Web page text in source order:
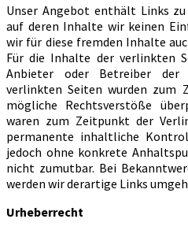
Unser Angebot enthält Links
auf deren Inhalte wir keinen
wir für diese fremden Inhalte
Für die Inhalte der verlinkten
Anbieter oder Betreiber der
verlinkten Seiten wurden zum
mögliche Rechtsverstöße
waren zum Zeitpunkt der
permanente inhaltliche
jedoch ohne konkrete
nicht zumutbar. Bei
werden wir derartige Links
Urheberrecht